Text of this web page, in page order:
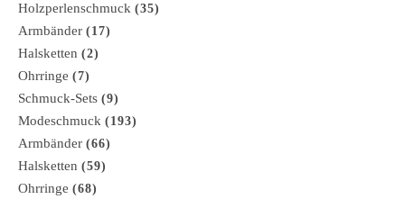
Holzperlenschmuck (35)
Armbänder (17)
Halsketten (2)
Ohrringe (7)
Schmuck-Sets (9)
Modeschmuck (193)
Armbänder (66)
Halsketten (59)
Ohrringe (68)